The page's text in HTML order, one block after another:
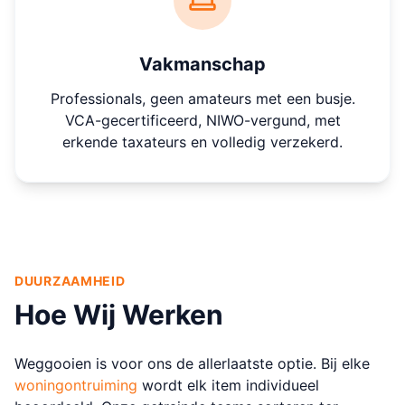
Vakmanschap
Professionals, geen amateurs met een busje.
VCA-gecertificeerd, NIWO-vergund, met
erkende taxateurs en volledig verzekerd.
DUURZAAMHEID
Hoe Wij Werken
Weggooien is voor ons de allerlaatste optie. Bij elke
woningontruiming wordt elk item individueel